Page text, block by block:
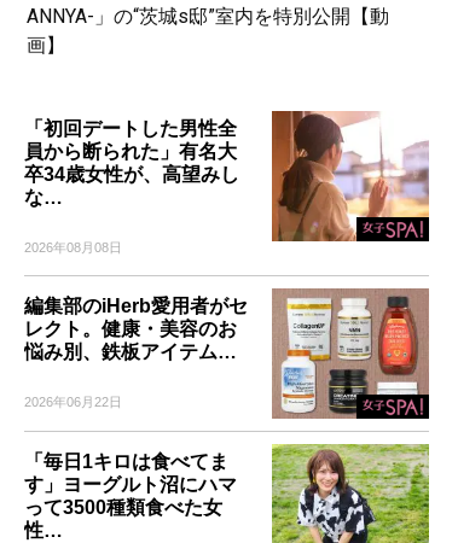
ANNYA-」の“茨城s邸”室内を特別公開【動
画】
「初回デートした男性全
員から断られた」有名大
卒34歳女性が、高望みし
な…
2026年08月08日
編集部のiHerb愛用者がセ
レクト。健康・美容のお
悩み別、鉄板アイテム…
2026年06月22日
「毎日1キロは食べてま
す」ヨーグルト沼にハマ
って3500種類食べた女
性…